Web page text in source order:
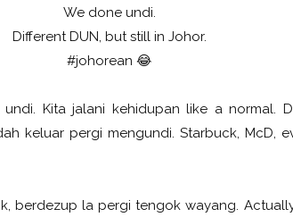
We done undi.
Different DUN, but still in Johor.
#johorean 😂
Kita jalani kehidupan like a normal.
keluar pergi mengundi. Starbuck, McD,
berdezup la pergi tengok wayang.